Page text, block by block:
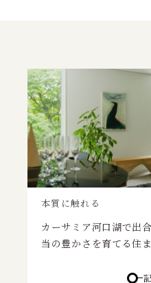
本質に触れる
カーサミア河口湖で出
当の豊かさを育てる住